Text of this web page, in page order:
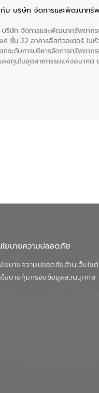
บ บริษัท จัดการและพัฒนาทรั
ริษัท จัดการและพัฒนาทรัพยาก
น 22 อาคารอีสท์วอเตอร์ ในหั
กระดับการบริหารจัดการทรัพยา
ลงทุนในอุตสาหกรรมแห่งอนาค
ะยาว การประสานความร่วมมือ
และสร้างสมดุลทางเศรษฐกิจแล
ค์การจัดการน้ำเสีย (อจน.) ในกา
ะโยชน์สูงสุดและเป็นไปตามมาตร
โยบายความปลอดภัย
โยบายความปลอดภัยด้านเว็บไซต์
โยบายคุ้มครองข้อมูลส่วนบุคคล